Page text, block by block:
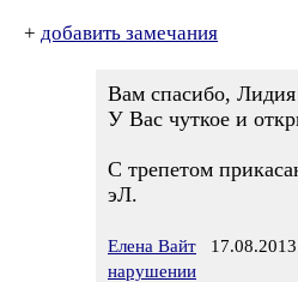
+ добавить замечания
Вам спасибо,
У Вас чуткое и
С трепетом
эЛ.
Елена Вайт
нарушении